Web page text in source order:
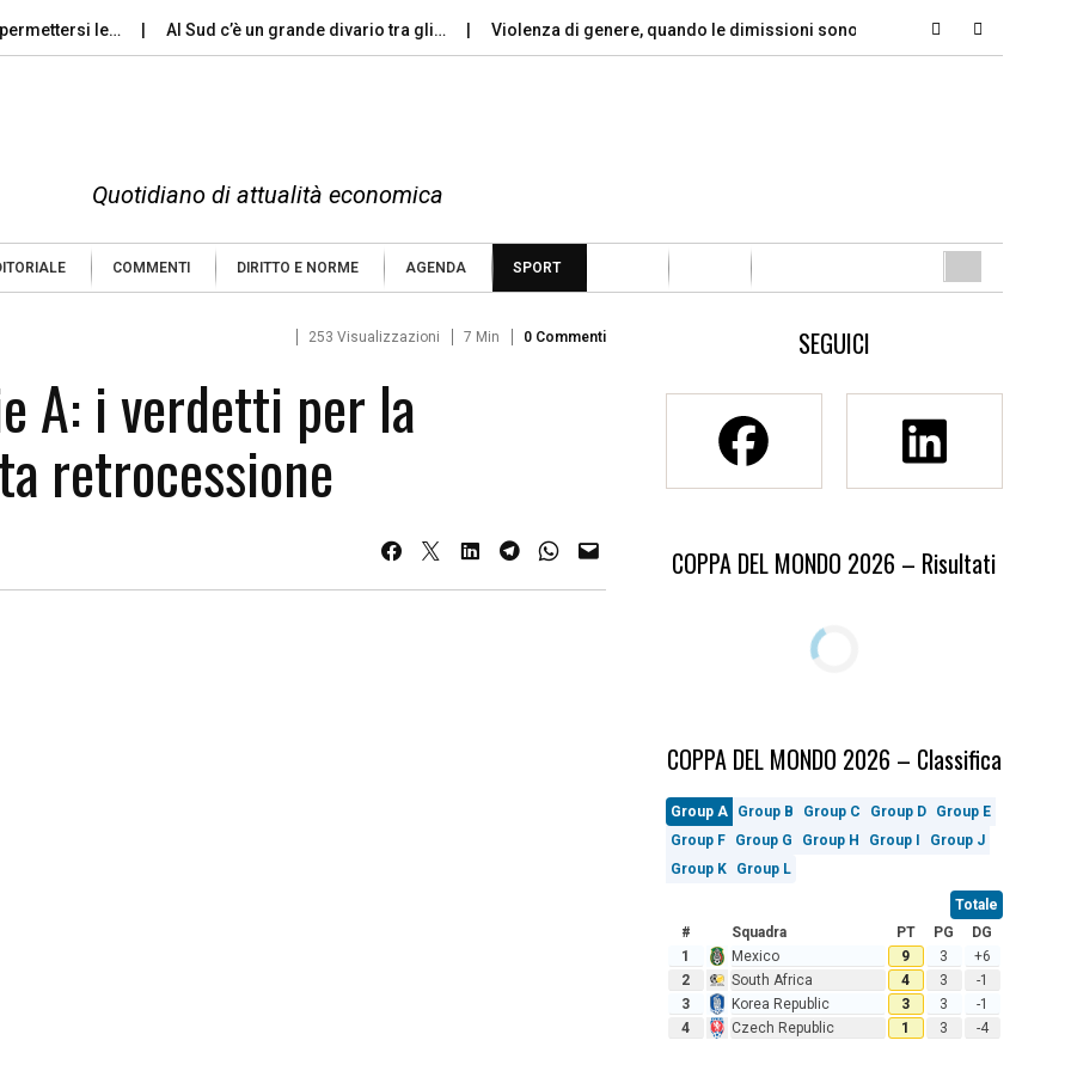
le… Al Sud c’è un grande divario tra gli… Violenza di genere, quando le dimissioni sono un… Marcinelle, il dovere
Quotidiano di attualità economica
COMMENTI DIRITTO E NORME AGENDA SPORT
253 Visualizzazioni 7 Min 0 Commenti
A: i verdetti per la
retrocessione
SEGUICI
COPPA DEL MONDO 2026 – Risultati
COPPA DEL MONDO 2026 – Classifica
Group A Group B Group C Group D
Group E
Group F
Group G Group H Group I
Group J
Group K
Group L
Totale
#
Squadra PT PG
DG
1
Mexico 9 3
+6
2
South Africa 4 3
-1
3
Korea Republic 3 3
-1
4
Czech Republic 1 3 -4